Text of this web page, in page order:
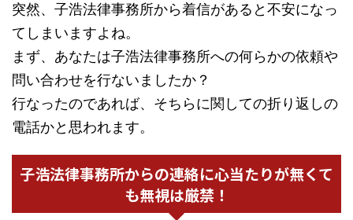
突然、子浩法律事務所から着信があると不安になっ
てしまいますよね。
まず、あなたは子浩法律事務所への何らかの依頼や
問い合わせを行ないましたか？
行なったのであれば、そちらに関しての折り返しの
電話かと思われます。
子浩法律事務所からの連絡に心当たりが無くて
も無視は厳禁！